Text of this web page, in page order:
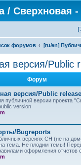
/ Сверхновая
форумов
версия/Public
Форум
версия/Public
публичной версии проекта
version
Bugreports
версиях СН (не на
тема. Не плодим темы!
оформления отчетов